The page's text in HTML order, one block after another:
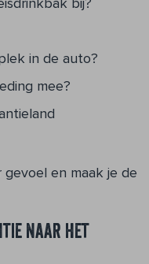
in de auto?
mee?
en maak je de
naar het